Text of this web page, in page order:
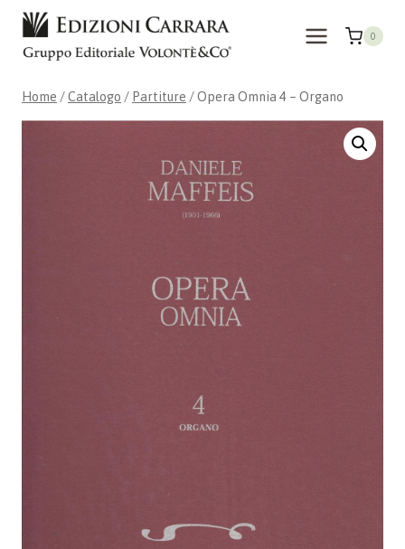
Salta
contenuto
0
Home /Catalogo / Partiture /Opera Omnia 4 – Organo